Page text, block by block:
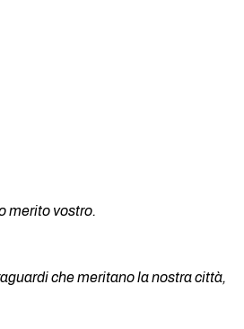
merito vostro.
che meritano la nostra città,